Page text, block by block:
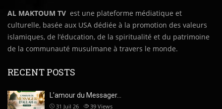
AL MAKTOUM TV est une plateforme médiatique et
culturelle, basée aux USA dédiée à la promotion des valeurs
islamiques, de l’éducation, de la spiritualité et du patrimoine
de la communauté musulmane à travers le monde.
RECENT POSTS
L’amour du Messager…
31 Juil 26 39 Views